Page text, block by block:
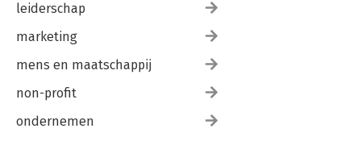
leiderschap
marketing
mens en maatschappij
non-profit
ondernemen